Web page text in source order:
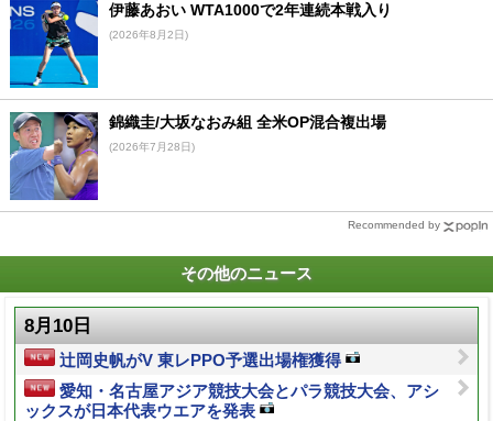
伊藤あおい WTA1000で2年連続本戦入り
(2026年8月2日)
錦織圭/大坂なおみ組 全米OP混合複出場
(2026年7月28日)
Recommended by
その他のニュース
8月10日
辻岡史帆がV 東レPPO予選出場権獲得
愛知・名古屋アジア競技大会とパラ競技大会、アシ
ックスが日本代表ウエアを発表